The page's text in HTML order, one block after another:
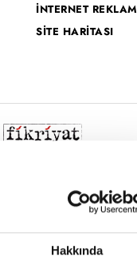
Hakkında
İNTERNET REKLAM
SİTE HARİTASI